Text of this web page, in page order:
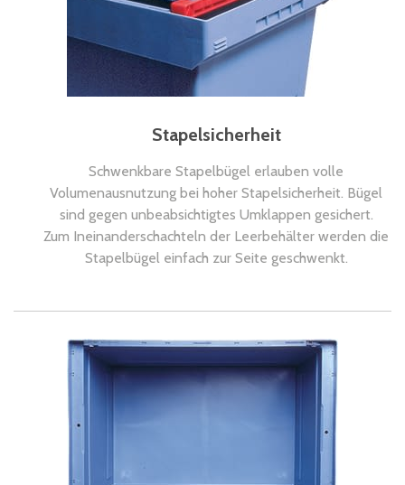
Stapelsicherheit
Schwenkbare Stapelbügel erlauben volle
Volumenausnutzung bei hoher Stapelsicherheit. Bügel
sind gegen unbeabsichtigtes Umklappen gesichert.
Zum Ineinanderschachteln der Leerbehälter werden die
Stapelbügel einfach zur Seite geschwenkt.